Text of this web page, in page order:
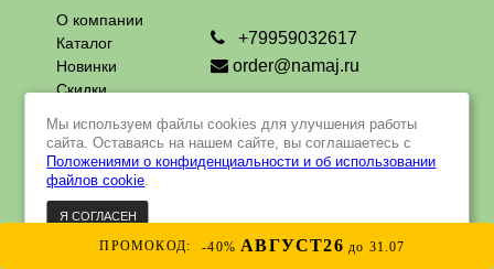
ПРОМОКОД: -40%АВГУСТ26 до 31.07
О компании
Каталог
Новинки
Скидки
и доставка
Контакты
+79959032617
order@namaj.ru
г. Москва, Чечерский проезд, 90
пн - пт с 9 до 18 ч
© 2022 - 2023 Интернет-магазин натуральной и органической
Интернет-магазин создан на Insales
Мы используем файлы cookies для улучшения работы
сайта. Оставаясь на нашем сайте, вы соглашаетесь с
Положениями о конфиденциальности и об использовании
файлов cookie
Я СОГЛАСЕН